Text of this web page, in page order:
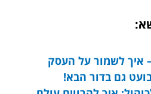
איך לשמור על העסק
גם בדור הבא!